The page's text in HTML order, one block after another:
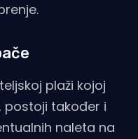
plaži kojoj
postoji također i
naleta na